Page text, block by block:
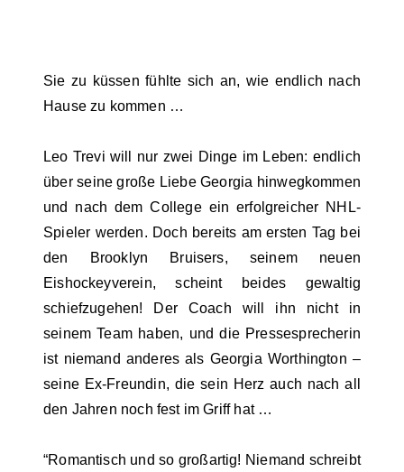
Sie zu küssen fühlte sich an, wie endlich nach
Hause zu kommen …
Leo Trevi will nur zwei Dinge im Leben: endlich
über seine große Liebe Georgia hinwegkommen
und nach dem College ein erfolgreicher NHL-
Spieler werden. Doch bereits am ersten Tag bei
den Brooklyn Bruisers, seinem neuen
Eishockeyverein, scheint beides gewaltig
schiefzugehen! Der Coach will ihn nicht in
seinem Team haben, und die Pressesprecherin
ist niemand anderes als Georgia Worthington –
seine Ex-Freundin, die sein Herz auch nach all
den Jahren noch fest im Griff hat …
“Romantisch und so großartig! Niemand schreibt